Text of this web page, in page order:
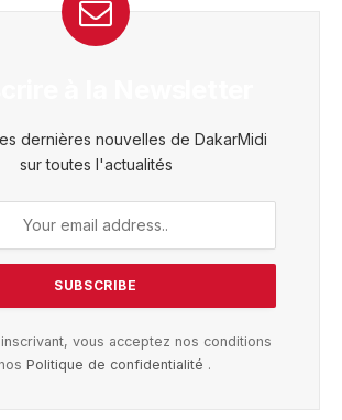
dernières nouvelles de DakarMidi
sur toutes l'actualités
inscrivant, vous acceptez nos conditions
Politique de confidentialité .